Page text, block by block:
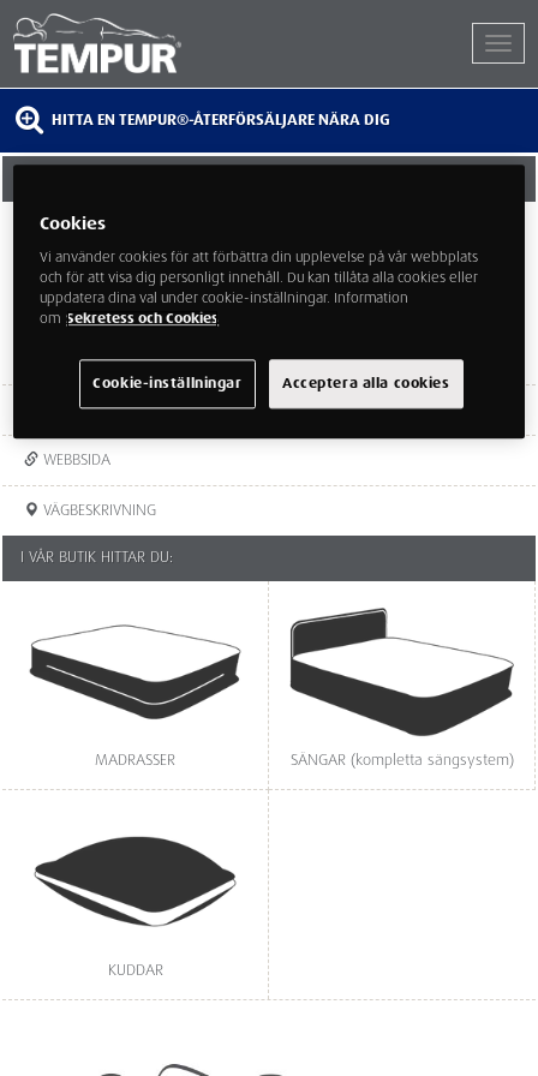
HITTA EN TEMPUR®-ÅTERFÖRSÄLJARE NÄRA DIG
75450 UPPSALA
018-65 13 00
WEBBSIDA
VÄGBESKRIVNING
I VÅR BUTIK HITTAR DU:
MADRASSER SÄNGAR (kompletta sängsystem)
KUDDAR
Cookies
Vi använder cookies för att förbättra din upplevelse på vår webbplats
och för att visa dig personligt innehåll. Du kan tillåta alla cookies eller
uppdatera dina val under cookie-inställningar. Information
om Sekretess och Cookies
Acceptera alla cookies
Cookie-inställningar